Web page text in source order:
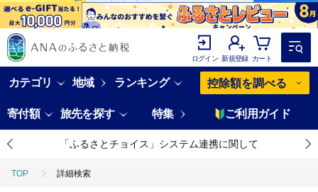
ログイン 新規登録 カート
カテゴリ 地域 ランキング 控除額を調べる
寄付額 旅先を探す 特集 ご利用ガイド
「ふるさとチョイス」システム連携に関して
TOP 詳細検索